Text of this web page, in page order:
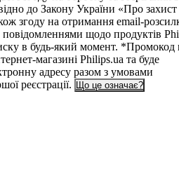
до Закону України «Про захист
згоду на отримання email-
щодо продуктів
в будь-який момент. *Промокод
магазині Philips.ua та буде
адресу разом з умовами
реєстрації.
Що це означає?